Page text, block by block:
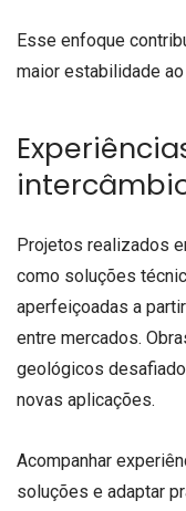
Esse enfoque
maior estabilidade
Projetos realizados
como soluções
aperfeiçoadas a
entre mercados.
geológicos
novas aplicações.
Acompanhar
soluções e adaptar